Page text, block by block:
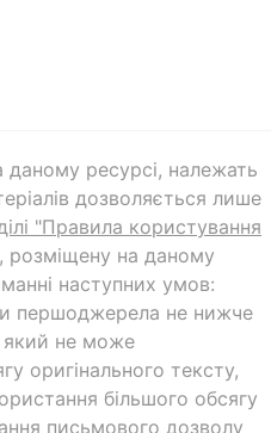
даному ресурсі, належать
дозволяється лише
"Правила користування
розміщену на даному
наступних умов:
першоджерела не нижче
який не може
оригінального тексту,
більшого обсягу
письмового дозволу